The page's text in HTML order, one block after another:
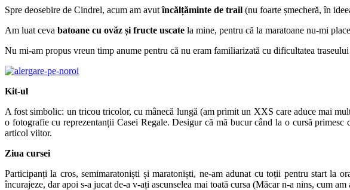
Spre deosebire de Cindrel, acum am avutîncălțăminte de trail (nu foarte șmecheră, în
Am luat ceva batoane cu ovăz și fructe uscate la mine, pentru că la maratoane nu-mi
Nu mi-am propus vreun timp anume pentru că nu eram familiarizată cu dificultatea
Kit-ul
A fost simbolic: un tricou tricolor, cu mânecă lungă (am primit un XXS care aduce mai
o fotografie cu reprezentanții Casei Regale. Desigur că mă bucur când la o cursă
articol viitor.
Ziua cursei
Participanți la cros, semimaratoniști și maratoniști, ne-am adunat cu toții pentru start la
încurajeze, dar apoi s-a jucat de-a v-ați ascunselea mai toată cursa (Măcar n-a nins, cum